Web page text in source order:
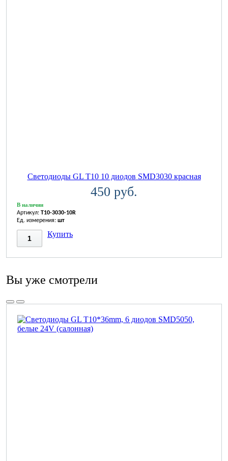
Светодиоды GL T10 10 диодов SMD3030 красная
450 руб.
В наличии
Артикул: T10-3030-10R
Ед. измерения: шт
Купить
Вы уже смотрели